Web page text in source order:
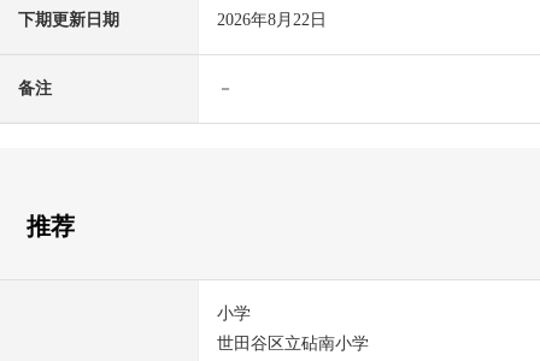
下期更新日期 2026年8月22日
备注 －
推荐
小学
世田谷区立砧南小学